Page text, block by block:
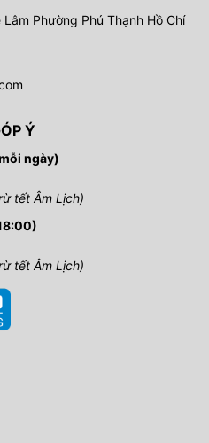
Lâm Phường Phú Thạnh Hồ Chí
Ý
ngày)
tết Âm Lịch)
tết Âm Lịch)